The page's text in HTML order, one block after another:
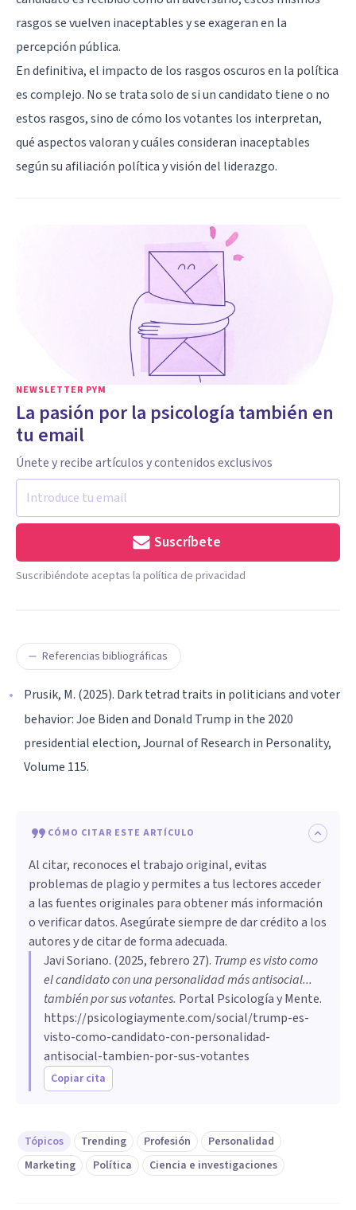
rasgos se vuelven inaceptables y se exageran en la
percepción pública.
En definitiva, el impacto de los rasgos oscuros en la política
es complejo. No se trata solo de si un candidato tiene o no
estos rasgos, sino de cómo los votantes los interpretan,
qué aspectos valoran y cuáles consideran inaceptables
según su afiliación política y visión del liderazgo.
NEWSLETTER PYM
La pasión por la psicología también en
tu email
Únete y recibe artículos y contenidos exclusivos
Suscríbete
Suscribiéndote aceptas la política de privacidad
Referencias bibliográficas
Prusik, M. (2025). Dark tetrad traits in politicians and voter
behavior: Joe Biden and Donald Trump in the 2020
presidential election, Journal of Research in Personality,
Volume 115.
CÓMO CITAR ESTE ARTÍCULO
Al citar, reconoces el trabajo original, evitas
problemas de plagio y permites a tus lectores acceder
a las fuentes originales para obtener más información
o verificar datos. Asegúrate siempre de dar crédito a los
autores y de citar de forma adecuada.
Javi Soriano. (2025, febrero 27). Trump es visto como
el candidato con una personalidad más antisocial...
también por sus votantes. Portal Psicología y Mente.
https://psicologiaymente.com/social/trump-es-
visto-como-candidato-con-personalidad-
antisocial-tambien-por-sus-votantes
Copiar cita
Tópicos Trending Profesión
Personalidad
Marketing
Política Ciencia e investigaciones